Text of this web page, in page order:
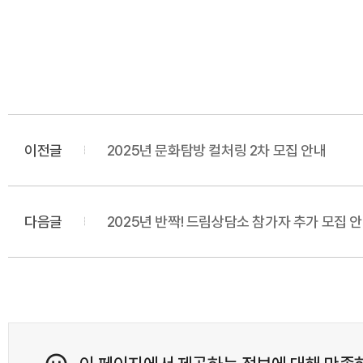
이전글 2025년 문화탐방 컬처링 2차 모집 안내
다음글 2025년 반짝! 드림상담소 참가자 추가 모집